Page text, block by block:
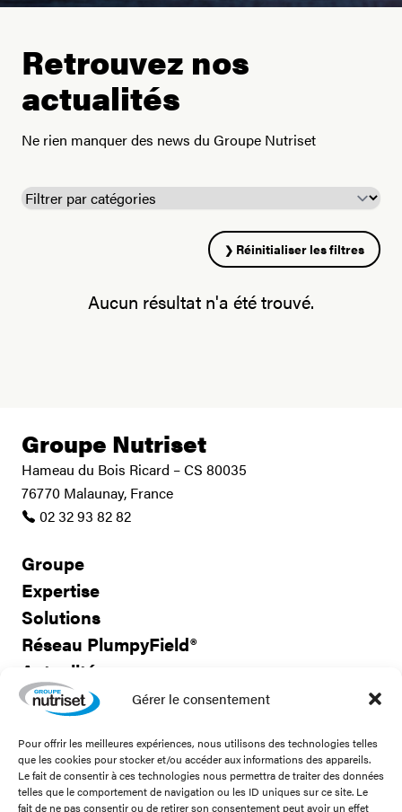
Gérer le consentement
Pour offrir les meilleures expériences, nous utilisons des technologies telles
que les cookies pour stocker et/ou accéder aux informations des appareils.
Le fait de consentir à ces technologies nous permettra de traiter des données
telles que le comportement de navigation ou les ID uniques sur ce site. Le
fait de ne pas consentir ou de retirer son consentement peut avoir un effet
Retrouvez nos
actualités
Ne rien manquer des news du Groupe Nutriset
Réinitialiser les filtres
Aucun résultat n'a été trouvé.
Groupe Nutriset
Hameau du Bois Ricard – CS 80035
76770 Malaunay, France
02 32 93 82 82
Groupe
Expertise
Solutions
Réseau PlumpyField®
Actualités
Travailler avec nous
Nous contacter